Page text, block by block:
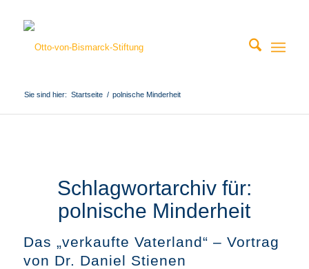
Sie sind hier: Startseite / polnische Minderheit
Schlagwortarchiv für:
polnische Minderheit
Das „verkaufte Vaterland“ – Vortrag
von Dr. Daniel Stienen